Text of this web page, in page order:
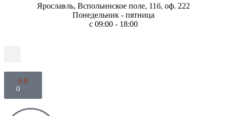
Ярославль, Вспольинское поле, 11б, оф. 222
Понедельник - пятница
с 09:00 - 18:00
0 ₽
0